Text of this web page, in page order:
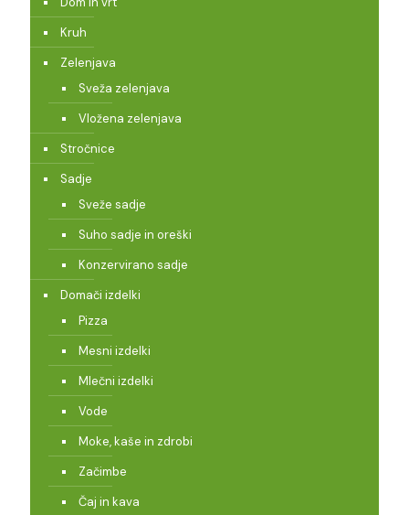
Kruh
Zelenjava
Sveža zelenjava
Vložena zelenjava
Stročnice
Sadje
Sveže sadje
Suho sadje in oreški
Konzervirano sadje
Domači izdelki
Pizza
Mesni izdelki
Mlečni izdelki
Vode
Moke, kaše in zdrobi
Začimbe
Čaj in kava